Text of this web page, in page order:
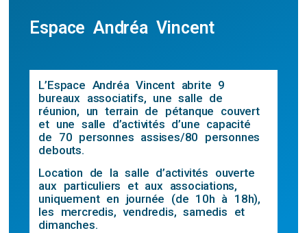
Espace Andréa Vincent
L’Espace Andréa Vincent abrite 9
bureaux associatifs, une salle de
réunion, un terrain de pétanque couvert
et une salle d’activités d’une capacité
de 70 personnes assises/80 personnes
debouts.
Location de la salle d’activités ouverte
aux particuliers et aux associations,
uniquement en journée (de 10h à 18h),
les mercredis, vendredis, samedis et
dimanches.